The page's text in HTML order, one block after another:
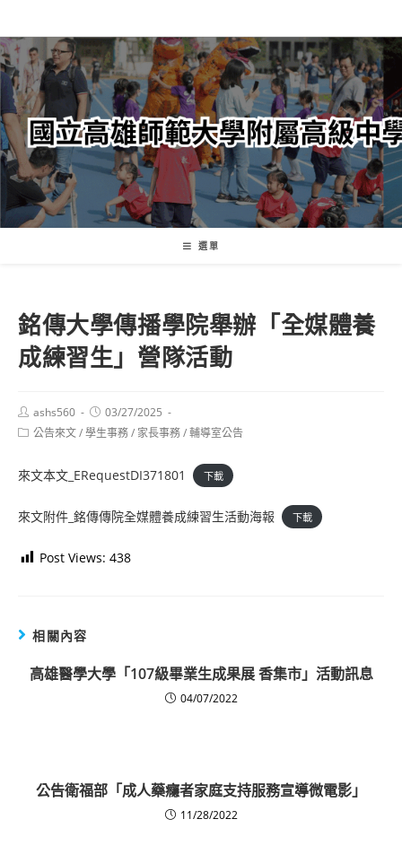
轉
至
主
內
容
選單
銘傳大學傳播學院舉辦「全媒體養
成練習生」營隊活動
Post
author:
ashs560
Post
published:
03/27/2025
Post公告來文/學生事務/ 家長事務/輔導室公告
來文本文_ERequestDI371801 下載
來文附件_銘傳傳院全媒體養成練習生活動海報 下載
Post Views: 438
相關內容
高雄醫學大學「107級畢業生成果展 香集市」活動訊息
04/07/2022
公告衛福部「成人藥癮者家庭支持服務宣導微電影」
11/28/2022